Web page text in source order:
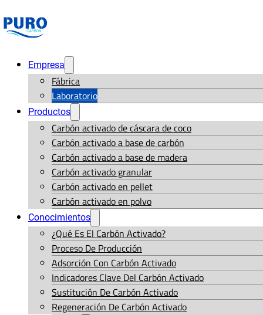
Empresa
Fábrica
Laboratorio
Productos
Carbón activado de cáscara de coco
Carbón activado a base de carbón
Carbón activado a base de madera
Carbón activado granular
Carbón activado en pellet
Carbón activado en polvo
Conocimientos
¿Qué Es El Carbón Activado?
Proceso De Producción
Adsorción Con Carbón Activado
Indicadores Clave Del Carbón Activado
Sustitución De Carbón Activado
Regeneración De Carbón Activado